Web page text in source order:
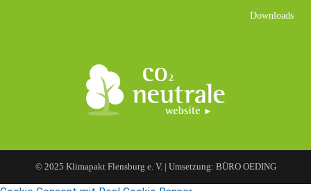
Downloads
© 2025 Klimapakt Flensburg e. V. | Umsetzung: BÜRO OEDING